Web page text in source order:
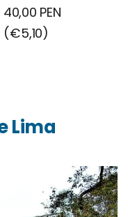
PEN
(€5,10)
Lima